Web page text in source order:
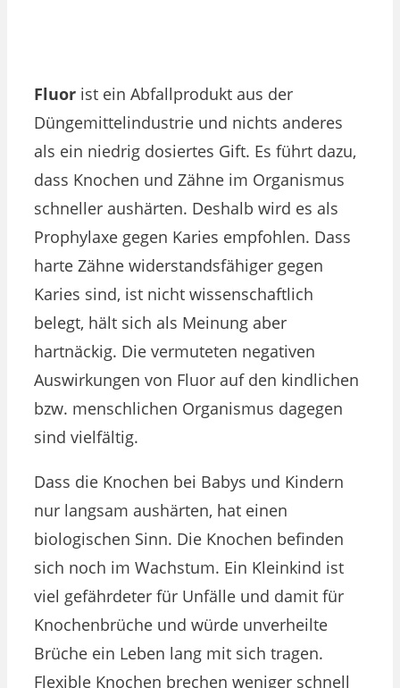
Fluor ist ein Abfallprodukt aus der
Düngemittelindustrie und nichts anderes
als ein niedrig dosiertes Gift. Es führt dazu,
dass Knochen und Zähne im Organismus
schneller aushärten. Deshalb wird es als
Prophylaxe gegen Karies empfohlen. Dass
harte Zähne widerstandsfähiger gegen
Karies sind, ist nicht wissenschaftlich
belegt, hält sich als Meinung aber
hartnäckig. Die vermuteten negativen
Auswirkungen von Fluor auf den kindlichen
bzw. menschlichen Organismus dagegen
sind vielfältig.
Dass die Knochen bei Babys und Kindern
nur langsam aushärten, hat einen
biologischen Sinn. Die Knochen befinden
sich noch im Wachstum. Ein Kleinkind ist
viel gefährdeter für Unfälle und damit für
Knochenbrüche und würde unverheilte
Brüche ein Leben lang mit sich tragen.
Flexible Knochen brechen weniger schnell